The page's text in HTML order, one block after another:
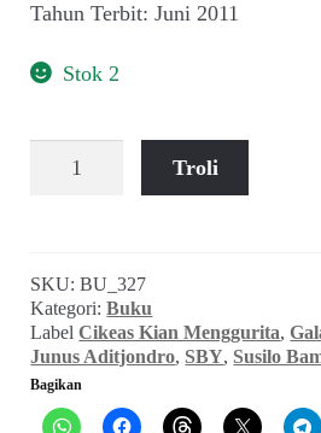
Tahun Terbit: Juni 2011
Stok 2
George
Cikeas
Kian
Menggurita
(2011)
Troli
SKU:BU_327
Kategori:Buku
LabelCikeas Kian Menggurita,
Junus Aditjondro, SBY, Susilo
Bagikan